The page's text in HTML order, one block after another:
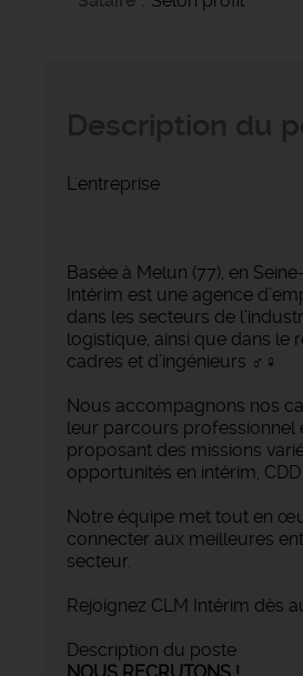
L'entreprise
Basée à Melun (77), en
Intérim est une agence
dans les secteurs de
logistique, ainsi que dans le
cadres et d’ingénieurs ‍♂️‍♀️
Nous accompagnons nos
leur parcours professionnel
proposant des missions
opportunités en intérim, CDD
Notre équipe met tout en
connecter aux meilleures
secteur.
Rejoignez CLM Intérim dès
Description du poste